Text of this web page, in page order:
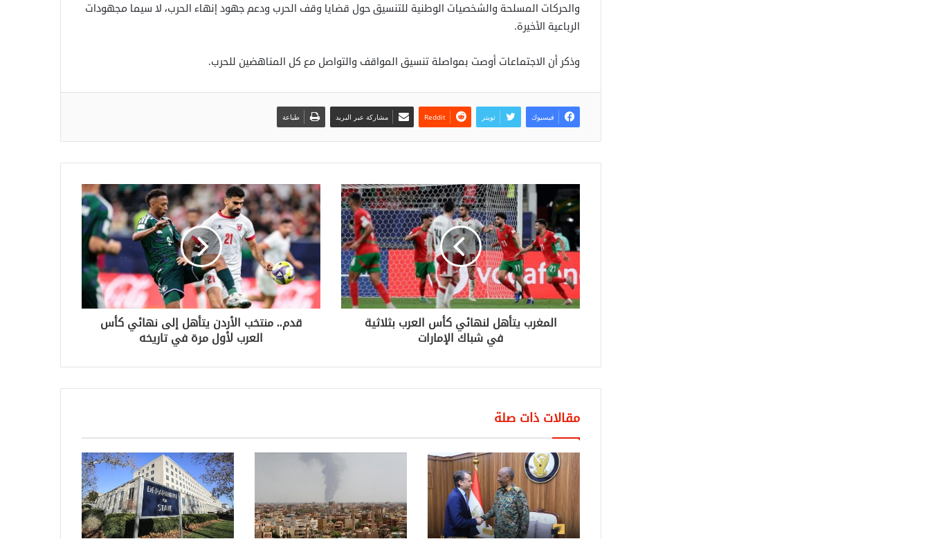
والحركات المسلحة والشخصيات الوطنية للتنسيق حول قضايا وقف الحرب ودعم جهود إنهاء الحرب، لا سيما مجهودات
الرباعية الأخيرة.
وذكر أن الاجتماعات أوصت بمواصلة تنسيق المواقف والتواصل مع كل المناهضين للحرب.
فيسبوك تويتر مشاركة عبر البريد طباعة
المغرب يتأهل لنهائي كأس العرب بثلاثية
في شباك الإمارات
قدم.. منتخب الأردن يتأهل إلى نهائي كأس
العرب لأول مرة في تاريخه
مقالات ذات صلة